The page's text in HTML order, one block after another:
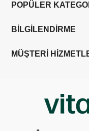
POPÜLER
BİLGİLENDİRME
MÜŞTERİ